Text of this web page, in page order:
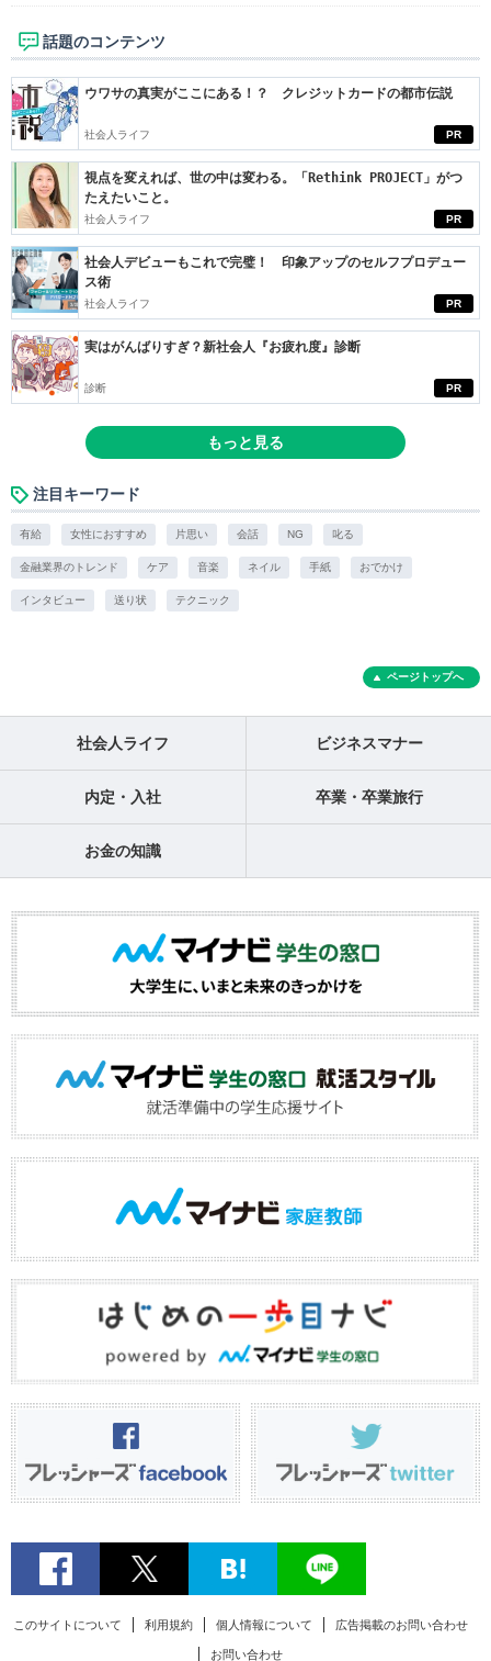
話題のコンテンツ
PR
ウワサの真実がここにある！？ クレジットカードの都市伝説
社会人ライフ
PR
視点を変えれば、世の中は変わる。「Rethink PROJECT」がつ
たえたいこと。
社会人ライフ
PR
社会人デビューもこれで完璧！ 印象アップのセルフプロデュー
ス術
社会人ライフ
PR
実はがんばりすぎ？新社会人『お疲れ度』診断
診断
もっと見る
注目キーワード
有給 女性におすすめ 片思い 会話 NG 叱る
金融業界のトレンド ケア 音楽 ネイル 手紙 おでかけ
インタビュー 送り状 テクニック
ページトップへ
社会人ライフ ビジネスマナー
内定・入社 卒業・卒業旅行
お金の知識
このサイトについて 利用規約 個人情報について 広告掲載のお問い合わせ
お問い合わせ